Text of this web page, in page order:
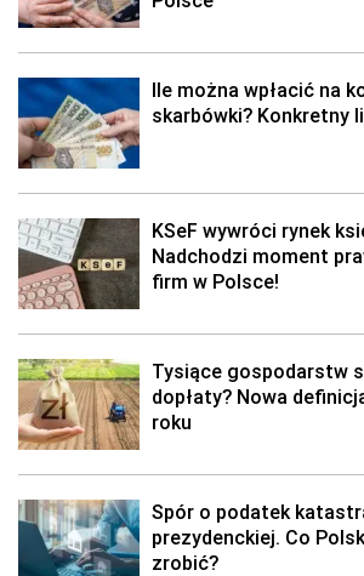
Ile można wpłacić na
skarbówki? Konkretny
KSeF wywróci rynek
Nadchodzi moment
firm w Polsce!
Tysiące gospodarstw
dopłaty? Nowa
roku
Spór o podatek
prezydenckiej. Co
zrobić?